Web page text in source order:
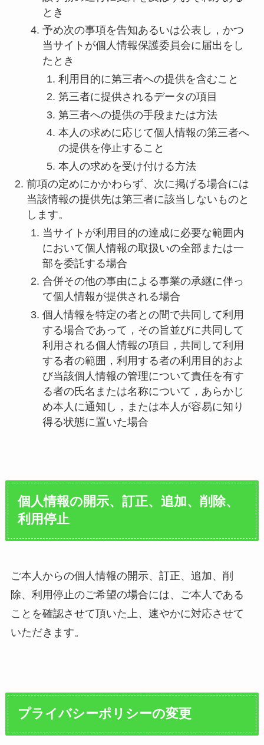
とき
予め次の事項を告知あるいは公表し，かつ
当サイトが個人情報保護委員会に届出をし
たとき
利用目的に第三者への提供を含むこと
第三者に提供されるデータの項目
第三者への提供の手段または方法
本人の求めに応じて個人情報の第三者へ
の提供を停止すること
本人の求めを受け付ける方法
前項の定めにかかわらず、次に掲げる場合には
当該情報の提供先は第三者に該当しないものと
します。
当サイトが利用目的の達成に必要な範囲内
において個人情報の取扱いの全部または一
部を委託する場合
合併その他の事由による事業の承継に伴っ
て個人情報が提供される場合
個人情報を特定の者との間で共同して利用
する場合であって，その旨並びに共同して
利用される個人情報の項目，共同して利用
する者の範囲，利用する者の利用目的およ
び当該個人情報の管理について責任を有す
る者の氏名または名称について，あらかじ
め本人に通知し，または本人が容易に知り
得る状態に置いた場合
個人情報の開示、訂正、追加、削除、
利用停止
ご本人からの個人情報の開示、訂正、追加、削
除、利用停止のご希望の場合には、ご本人である
ことを確認させて頂いた上、速やかに対応させて
いただきます。
プライバシーポリシーの変更